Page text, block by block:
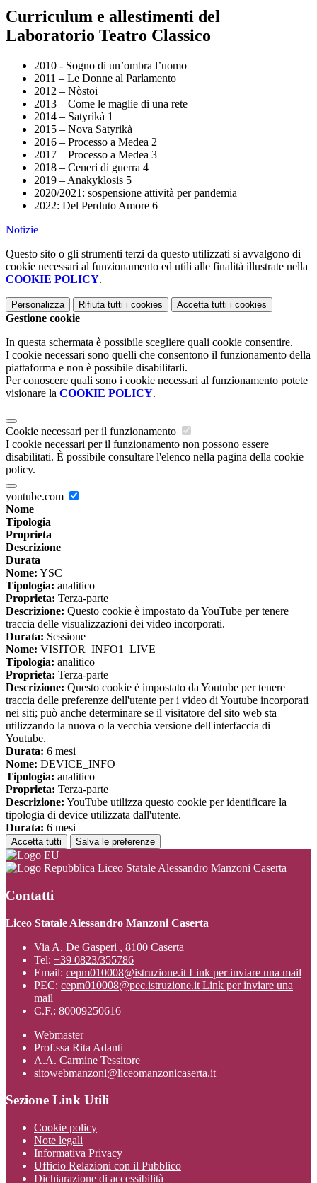
Curriculum e allestimenti del
Laboratorio Teatro Classico
2010 - Sogno di un’ombra l’uomo
2011 – Le Donne al Parlamento
2012 – Nòstoi
2013 – Come le maglie di una rete
2014 – Satyrikà 1
2015 – Nova Satyrikà
2016 – Processo a Medea 2
2017 – Processo a Medea 3
2018 – Ceneri di guerra 4
2019 – Anakyklosis 5
2020/2021: sospensione attività per pandemia
2022: Del Perduto Amore 6
Notizie
Questo sito o gli strumenti terzi da questo utilizzati si avvalgono di
cookie necessari al funzionamento ed utili alle finalità illustrate nella
COOKIE POLICY.
Personalizza Rifiuta tutti i cookies Accetta tutti i cookies
Gestione cookie
In questa schermata è possibile scegliere quali cookie consentire.
I cookie necessari sono quelli che consentono il funzionamento della
piattaforma e non è possibile disabilitarli.
Per conoscere quali sono i cookie necessari al funzionamento potete
visionare la COOKIE POLICY.
Cookie necessari per il funzionamento
I cookie necessari per il funzionamento non possono essere
disabilitati. È possibile consultare l'elenco nella pagina della cookie
policy.
youtube.com
Nome
Tipologia
Proprieta
Descrizione
Durata
Nome: YSC
Tipologia: analitico
Proprieta: Terza-parte
Descrizione: Questo cookie è impostato da YouTube per tenere
traccia delle visualizzazioni dei video incorporati.
Durata: Sessione
Nome: VISITOR_INFO1_LIVE
Tipologia: analitico
Proprieta: Terza-parte
Descrizione: Questo cookie è impostato da Youtube per tenere
traccia delle preferenze dell'utente per i video di Youtube incorporati
nei siti; può anche determinare se il visitatore del sito web sta
utilizzando la nuova o la vecchia versione dell'interfaccia di
Youtube.
Durata: 6 mesi
Nome: DEVICE_INFO
Tipologia: analitico
Proprieta: Terza-parte
Descrizione: YouTube utilizza questo cookie per identificare la
tipologia di device utilizzata dall'utente.
Durata: 6 mesi
Accetta tutti Salva le preferenze
Liceo Statale Alessandro Manzoni Caserta
Contatti
Liceo Statale Alessandro Manzoni Caserta
Via A. De Gasperi , 8100 Caserta
Tel: +39 0823/355786
Email: cepm010008@istruzione.it Link per inviare una mail
PEC: cepm010008@pec.istruzione.it Link per inviare una
mail
C.F.: 80009250616
Webmaster
Prof.ssa Rita Adanti
A.A. Carmine Tessitore
sitowebmanzoni@liceomanzonicaserta.it
Sezione Link Utili
Cookie policy
Note legali
Informativa Privacy
Ufficio Relazioni con il Pubblico
Dichiarazione di accessibilità